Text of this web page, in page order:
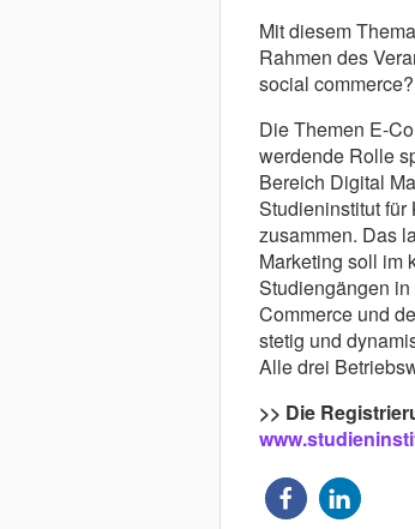
Mit diesem
Rahmen des
social
Die Themen E-
werdende Rolle
Bereich Digital
Studieninstitut
zusammen. Das
Marketing soll im
Studiengängen
Commerce und
stetig und
Alle drei
>> Die